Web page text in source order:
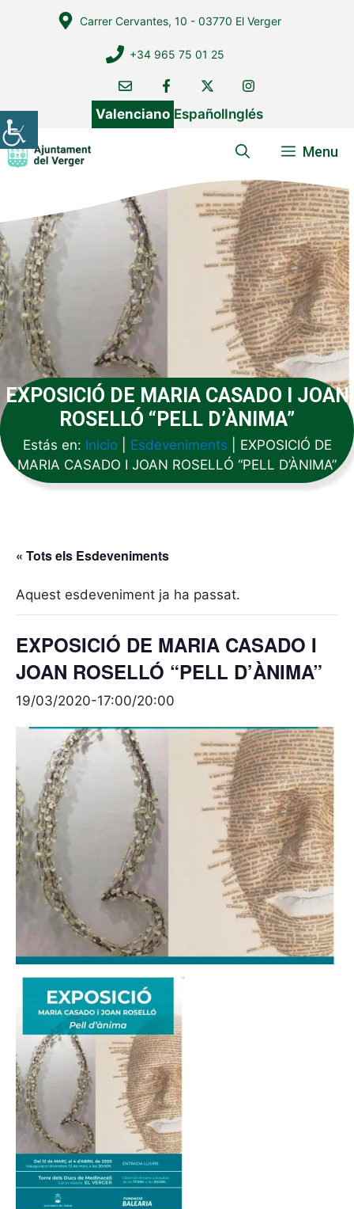
Carrer Cervantes, 10 - 03770 El Verger
+34 965 75 01 25
Valenciano EspañolInglés
Menu
EXPOSICIÓ DE MARIA CASADO I JOAN
ROSELLÓ “PELL D’ÀNIMA”
Estás en: Inicio| Esdeveniments
EXPOSICIÓ DE
MARIA CASADO I JOAN ROSELLÓ “PELL D’ÀNIMA”
« Tots els Esdeveniments
Aquest esdeveniment ja ha passat.
EXPOSICIÓ DE MARIA CASADO I
JOAN ROSELLÓ “PELL D’ÀNIMA”
19/03/2020-17:00/20:00